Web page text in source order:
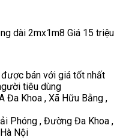
dài 2mx1m8 Giá 15 triệu
bán với giá tốt nhất
tiêu dùng
Đa Khoa , Xã Hữu Bằng ,
Phóng , Đường Đa Khoa ,
Nội